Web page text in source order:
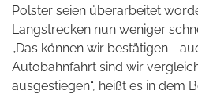
Polster seien überarbeitet
Langstrecken nun weniger
„Das können wir bestätigen -
Autobahnfahrt sind wir
ausgestiegen“, heißt es in dem